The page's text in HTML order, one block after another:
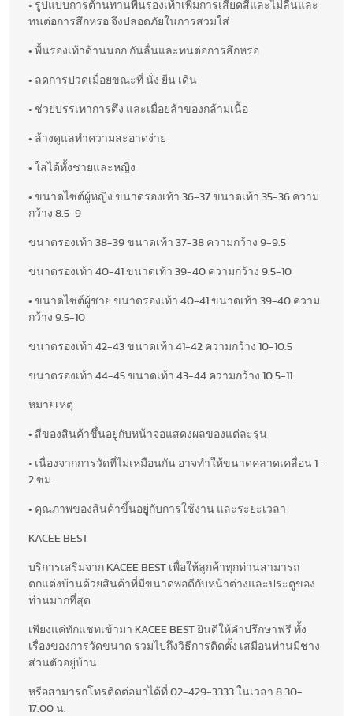
• รูปแบบการต้านทานพื้นรองเท้าเพิ่มการเสียดสีและไม่ลื่นและ
ทนต่อการสึกหรอ จึงปลอดภัยในการสวมใส่
• พื้นรองเท้าด้านนอก กันลื่นและทนต่อการสึกหรอ
• ลดการปวดเมื่อยขณะที่ นั่ง ยืน เดิน
• ช่วยบรรเทาการตึง และเมื่อยล้าของกล้ามเนื้อ
• ล้างดูแลทำความสะอาดง่าย
• ใส่ได้ทั้งชายและหญิง
• ขนาดไซต์ผู้หญิง ขนาดรองเท้า 36-37 ขนาดเท้า 35-36 ความ
กว้าง 8.5-9
ขนาดรองเท้า 38-39 ขนาดเท้า 37-38 ความกว้าง 9-9.5
ขนาดรองเท้า 40-41 ขนาดเท้า 39-40 ความกว้าง 9.5-10
• ขนาดไซต์ผู้ชาย ขนาดรองเท้า 40-41 ขนาดเท้า 39-40 ความ
กว้าง 9.5-10
ขนาดรองเท้า 42-43 ขนาดเท้า 41-42 ความกว้าง 10-10.5
ขนาดรองเท้า 44-45 ขนาดเท้า 43-44 ความกว้าง 10.5-11
หมายเหตุ
• สีของสินค้าขึ้นอยู่กับหน้าจอแสดงผลของแต่ละรุ่น
• เนื่องจากการวัดที่ไม่เหมือนกัน อาจทำให้ขนาดคลาดเคลื่อน 1-
2 ซม.
• คุณภาพของสินค้าขึ้นอยู่กับการใช้งาน และระยะเวลา
KACEE BEST
บริการเสริมจาก KACEE BEST เพื่อให้ลูกค้าทุกท่านสามารถ
ตกแต่งบ้านด้วยสินค้าที่มีขนาดพอดีกับหน้าต่างและประตูของ
ท่านมากที่สุด
เพียงแค่ทักแชทเข้ามา KACEE BEST ยินดีให้คำปรึกษาฟรี ทั้ง
เรื่องของการวัดขนาด รวมไปถึงวิธีการติดตั้ง เสมือนท่านมีช่าง
ส่วนตัวอยู่บ้าน
หรือสามารถโทรติดต่อมาได้ที่ 02-429-3333 ในเวลา 8.30-
17.00 น.